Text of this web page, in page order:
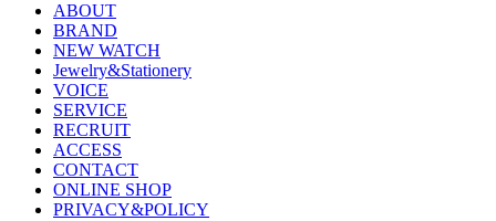
ABOUT
BRAND
NEW WATCH
Jewelry&Stationery
VOICE
SERVICE
RECRUIT
ACCESS
CONTACT
ONLINE SHOP
PRIVACY&POLICY